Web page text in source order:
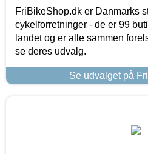
FriBikeShop.dk er Danmarks
cykelforretninger - de er 99
landet og er alle sammen
se deres udvalg.
Se udvalget på